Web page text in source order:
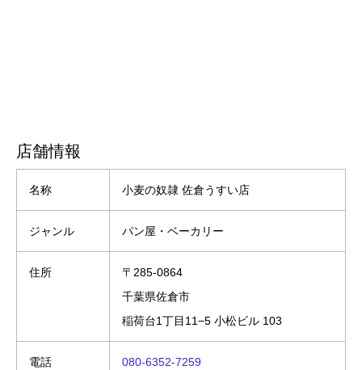
店舗情報
名称 小麦の奴隷 佐倉うすい店
ジャンル パン屋・ベーカリー
住所
〒285-0864
千葉県佐倉市
稲荷台1丁目11−5 小松ビル 103
電話 080-6352-7259